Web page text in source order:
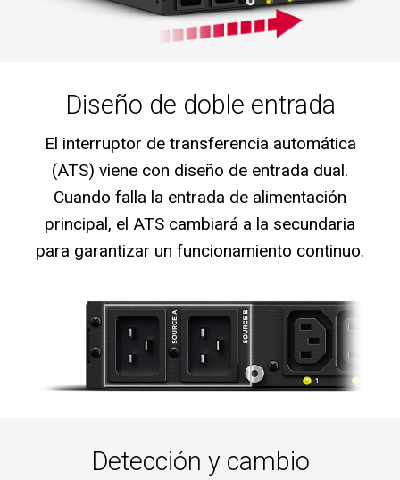
Diseño de doble entrada
El interruptor de transferencia automática
(ATS) viene con diseño de entrada dual.
Cuando falla la entrada de alimentación
principal, el ATS cambiará a la secundaria
para garantizar un funcionamiento continuo.
Detección y cambio